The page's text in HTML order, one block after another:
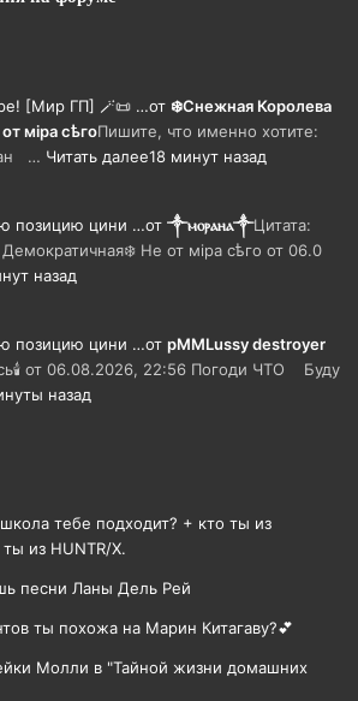
[Мир ГП] 🪄📜 …от ❄️Снежная Королева
мiра сѣгоПишите, что именно хотите:
… Читать далее18 минут назад
позицию цини …от ༒ⲙⲟⲣⲁⲏⲁ༒Цитата:
Не от мiра сѣго от 06.0
назад
позицию цини …от pMMLussy destroyer
от 06.08.2026, 22:56 Погоди ЧТО Буду
назад
школа тебе подходит? + кто ты из
из HUNTR/X.
песни Ланы Дель Рей
ты похожа на Марин Китагаву?💕
Молли в "Тайной жизни домашних